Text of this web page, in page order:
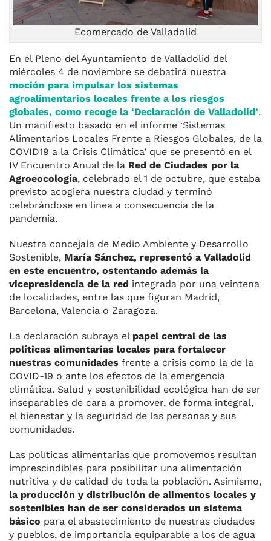
Ecomercado de Valladolid
En el Pleno del Ayuntamiento de Valladolid del
miércoles 4 de noviembre se debatirá nuestra
moción para impulsar los sistemas
agroalimentarios locales frente a los riesgos
globales, como recoge la ‘Declaración de Valladolid’.
Un manifiesto basado en el informe ‘Sistemas
Alimentarios Locales Frente a Riesgos Globales, de la
COVID19 a la Crisis Climática’ que se presentó en el
IV Encuentro Anual de la Red de Ciudades por la
Agroeocología, celebrado el 1 de octubre, que estaba
previsto acogiera nuestra ciudad y terminó
celebrándose en linea a consecuencia de la
pandemia.
Nuestra concejala de Medio Ambiente y Desarrollo
Sostenible, María Sánchez, representó a Valladolid
en este encuentro, ostentando además la
vicepresidencia de la red integrada por una veintena
de localidades, entre las que figuran Madrid,
Barcelona, Valencia o Zaragoza.
La declaración subraya el papel central de las
políticas alimentarias locales para fortalecer
nuestras comunidades frente a crisis como la de la
COVID-19 o ante los efectos de la emergencia
climática. Salud y sostenibilidad ecológica han de ser
inseparables de cara a promover, de forma integral,
el bienestar y la seguridad de las personas y sus
comunidades.
Las políticas alimentarias que promovemos resultan
imprescindibles para posibilitar una alimentación
nutritiva y de calidad de toda la población. Asimismo,
la producción y distribución de alimentos locales y
sostenibles han de ser considerados un sistema
básico para el abastecimiento de nuestras ciudades
y pueblos, de importancia equiparable a los de agua